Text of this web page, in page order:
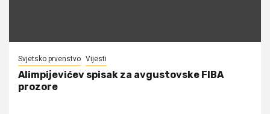
Svjetsko prvenstvo Vijesti
Alimpijevićev spisak za avgustovske FIBA
prozore